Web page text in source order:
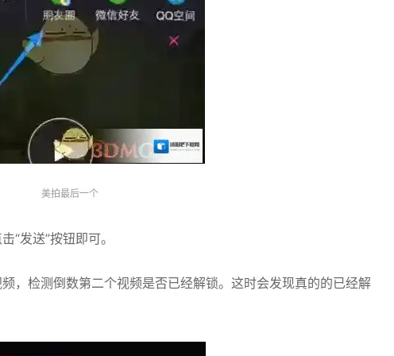
美拍最后一个
“发送”按钮即可。
，检测倒数第二个视频是否已经解锁。这时会发现真的的已经解